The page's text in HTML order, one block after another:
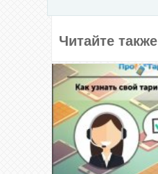
Читайте также